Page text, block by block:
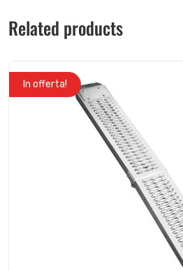
Related products
In offerta!